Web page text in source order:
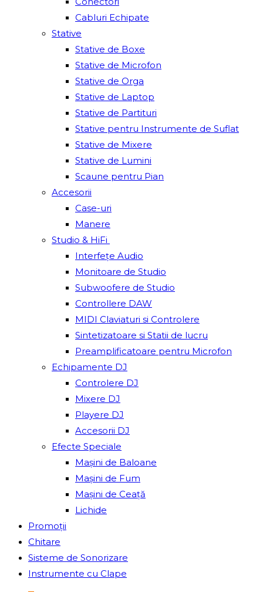
Cabluri Echipate
Stative
Stative de Boxe
Stative de Microfon
Stative de Orga
Stative de Laptop
Stative de Partituri
Stative pentru Instrumente de Suflat
Stative de Mixere
Stative de Lumini
Scaune pentru Pian
Accesorii
Case-uri
Manere
Studio & HiFi
Interfețe Audio
Monitoare de Studio
Subwoofere de Studio
Controllere DAW
MIDI Claviaturi si Controlere
Sintetizatoare si Statii de lucru
Preamplificatoare pentru Microfon
Echipamente DJ
Controlere DJ
Mixere DJ
Playere DJ
Accesorii DJ
Efecte Speciale
Mașini de Baloane
Mașini de Fum
Mașini de Ceață
Lichide
Promoții
Chitare
Sisteme de Sonorizare
Instrumente cu Clape